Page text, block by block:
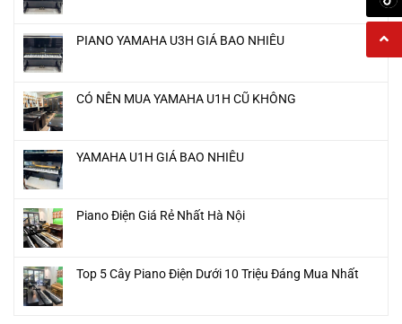
PIANO YAMAHA U3H GIÁ BAO NHIÊU
CÓ NÊN MUA YAMAHA U1H CŨ KHÔNG
YAMAHA U1H GIÁ BAO NHIÊU
Piano Điện Giá Rẻ Nhất Hà Nội
Top 5 Cây Piano Điện Dưới 10 Triệu Đáng Mua Nhất